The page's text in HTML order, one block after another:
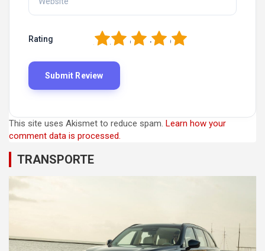
Rating 5
4
3
2
This site uses Akismet to reduce spam. Learn how your
comment data is processed.
TRANSPORTE